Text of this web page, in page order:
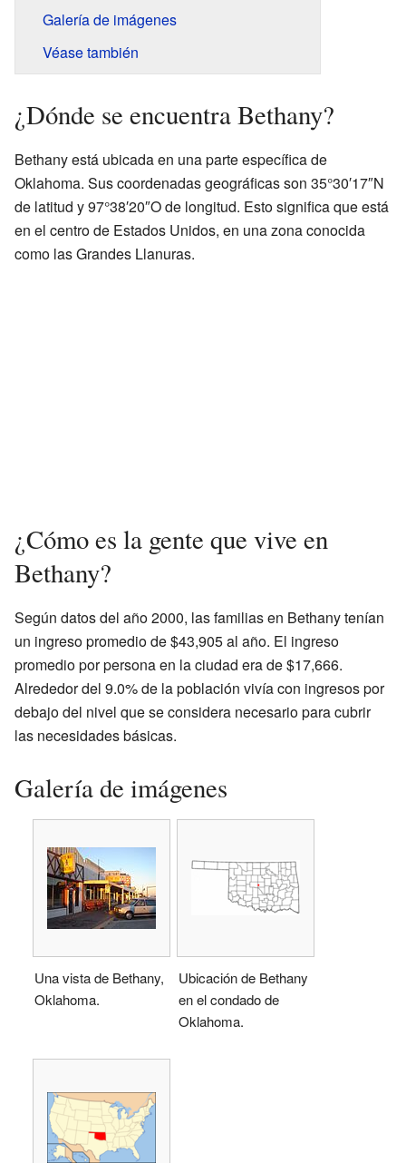
Galería de imágenes
Véase también
¿Dónde se encuentra Bethany?
Bethany está ubicada en una parte específica de
Oklahoma. Sus coordenadas geográficas son 35°30′17″N
de latitud y 97°38′20″O de longitud. Esto significa que está
en el centro de Estados Unidos, en una zona conocida
como las Grandes Llanuras.
¿Cómo es la gente que vive en
Bethany?
Según datos del año 2000, las familias en Bethany tenían
un ingreso promedio de $43,905 al año. El ingreso
promedio por persona en la ciudad era de $17,666.
Alrededor del 9.0% de la población vivía con ingresos por
debajo del nivel que se considera necesario para cubrir
las necesidades básicas.
Galería de imágenes
Una vista de Bethany,
Oklahoma.
Ubicación de Bethany
en el condado de
Oklahoma.